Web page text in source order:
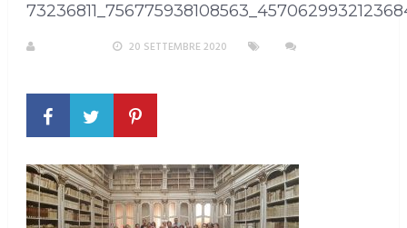
20 SETTEMBRE 2020